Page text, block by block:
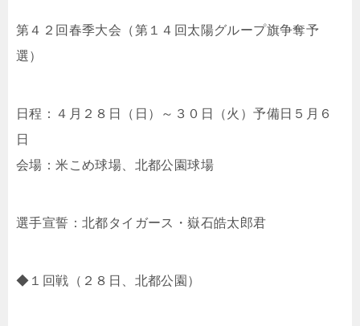
第４２回春季大会（第１４回太陽グループ旗争奪予
選）
日程：４月２８日（日）～３０日（火）予備日５月６
日
会場：米こめ球場、北都公園球場
選手宣誓：北都タイガース・嶽石皓太郎君
◆１回戦（２８日、北都公園）